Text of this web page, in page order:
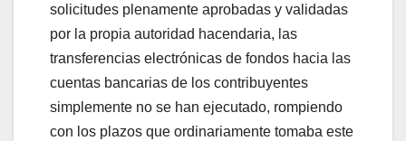
solicitudes plenamente aprobadas y validadas
por la propia autoridad hacendaria, las
transferencias electrónicas de fondos hacia las
cuentas bancarias de los contribuyentes
simplemente no se han ejecutado, rompiendo
con los plazos que ordinariamente tomaba este